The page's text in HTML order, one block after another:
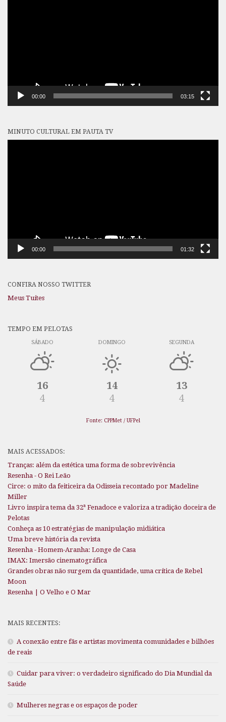
00:00 03:15
MINUTO CULTURAL EM PAUTA TV
00:00 01:32
CONFIRA NOSSO TWITTER
Meus Tuítes
TEMPO EM PELOTAS
SÁBADO
16
4
DOMINGO
14
4
SEGUNDA
13
4
Fonte: CPPMet / UFPel
MAIS ACESSADOS:
Tranças: além da estética uma forma de sobrevivência
Resenha - O Rei Leão
Circe: o mito da feiticeira da Odisseia recontado por Madeline
Miller
Livro inspira tema da 32ª Fenadoce e valoriza a tradição doceira de
Pelotas
Conheça as 10 estratégias de manipulação midiática
Uma breve história da revista
Resenha - Homem-Aranha: Longe de Casa
IMAX: Imersão cinematográfica
Grandes obras não surgem da quantidade, uma crítica de Rebel
Moon
Resenha | O Velho e O Mar
MAIS RECENTES:
A conexão entre fãs e artistas movimenta comunidades e bilhões
de reais
Cuidar para viver: o verdadeiro significado do Dia Mundial da
Saúde
Mulheres negras e os espaços de poder